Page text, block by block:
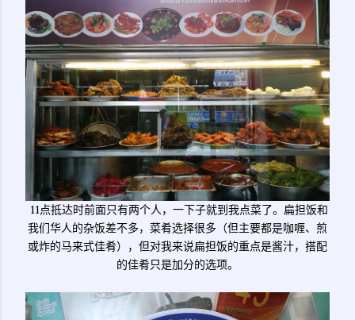
11点抵达时前面只有两个人，一下子就到我点菜了。扁担饭和
我们华人的杂饭差不多，菜肴选择很多（但主要都是咖喱、煎
或炸的马来式佳肴），但对我来说扁担饭的重点是酱汁，搭配
的佳肴只是加分的选项。